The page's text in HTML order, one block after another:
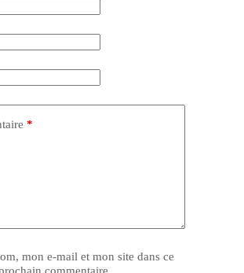
*
mon e-mail et mon site dans ce